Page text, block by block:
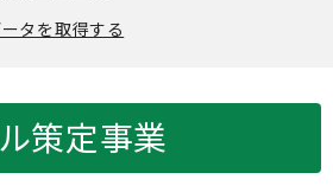
タを取得する
策定事業